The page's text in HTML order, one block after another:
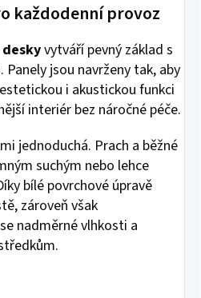
každodenní provoz
deskyvytváří pevný základ s
jsou navrženy tak, aby
i akustickou funkci
interiér bez náročné péče.
jednoduchá. Prach a běžné
suchým nebo lehce
bílé povrchové úpravě
zároveň však
nadměrné vlhkosti a